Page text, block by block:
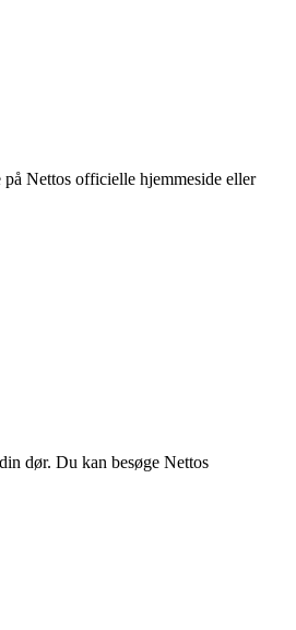
Nettos officielle hjemmeside eller
dør. Du kan besøge Nettos